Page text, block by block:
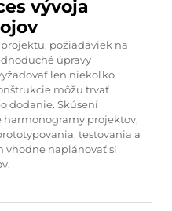
vývoja
požiadaviek na
úpravy
len niekoľko
môžu trvať
dodanie. Skúsení
projektov,
testovania a
vhodne naplánovať si